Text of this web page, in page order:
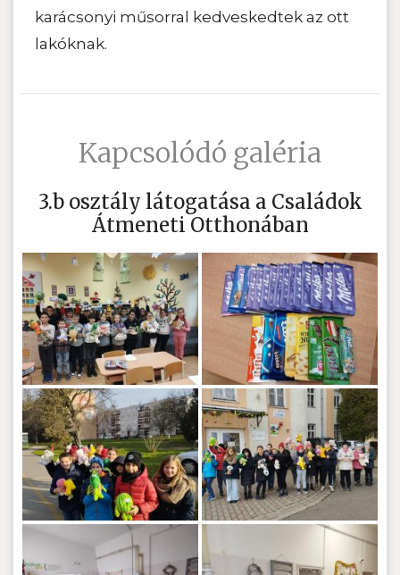
karácsonyi műsorral kedveskedtek az ott
lakóknak.
Kapcsolódó galéria
3.b osztály látogatása a Családok
Átmeneti Otthonában